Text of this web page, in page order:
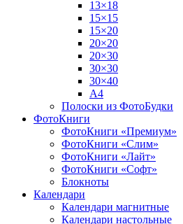
13×18
15×15
15×20
20×20
20×30
30×30
30×40
A4
Полоски из ФотоБудки
ФотоКниги
ФотоКниги «Премиум»
ФотоКниги «Слим»
ФотоКниги «Лайт»
ФотоКниги «Софт»
Блокноты
Календари
Календари магнитные
Календари настольные